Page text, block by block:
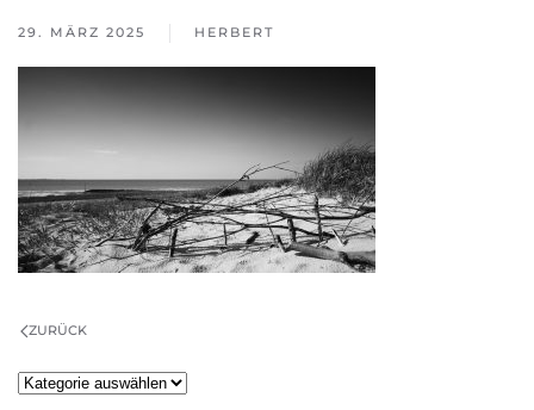
29. MÄRZ 2025 HERBERT
ZURÜCK
Kategorien